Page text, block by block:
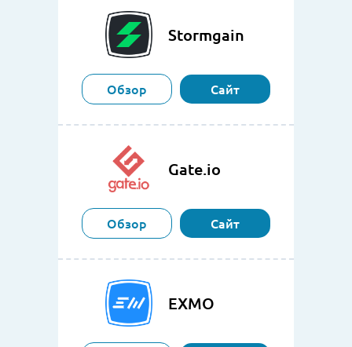
Stormgain
Обзор Сайт
Gate.io
Обзор Сайт
EXMO